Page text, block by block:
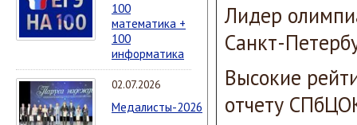
100
математика +
100
информатика
02.07.2026
Медалисты-2026
Лидер
Санкт-
Высокие
отчету